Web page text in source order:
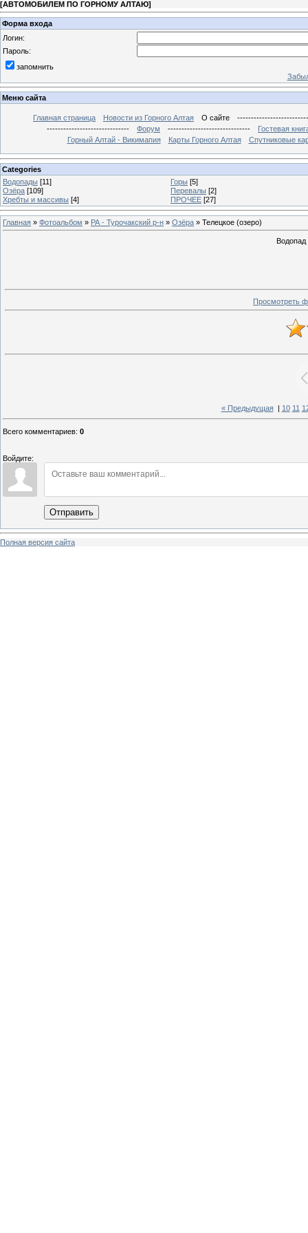
[АВТОМОБИЛЕМ ПО ГОРНОМУ АЛТАЮ]
Форма входа
Логин:
Пароль:
запомнить
Меню сайта
Главная страница Новости из Горного Алтая О сайте
------------------------------
Форум ------------------------------
Гостевая
Горный Алтай - Викимапия
Карты Горного Алтая Спутниковые
Categories
Водопады [11] Горы [5]
Озёра [109] Перевалы [2]
Хребты и массивы [4] ПРОЧЕЕ [27]
Главная » Фотоальбом » РА - Турочакский р-н » Озёра » Телецкое (озеро)
Просмотреть
« Предыдущая| 10 11
Всего комментариев: 0
Войдите:
Отправить
Полная версия сайта